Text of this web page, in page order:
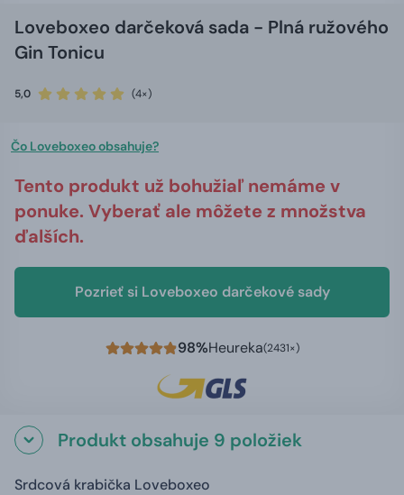
Loveboxeo darčeková sada - Plná ružového
Gin Tonicu
5,0 (4×)
Čo Loveboxeo obsahuje?
Tento produkt už bohužiaľ nemáme v
ponuke. Vyberať ale môžete z množstva
ďalších.
Pozrieť si Loveboxeo darčekové sady
98%Heureka(2431×)
Produkt obsahuje 9 položiek
Srdcová krabička Loveboxeo